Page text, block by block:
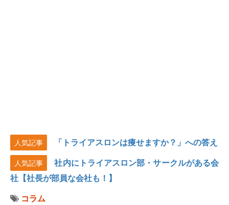
人気記事 「トライアスロンは痩せますか？」への答え
人気記事
社内にトライアスロン部・サークルがある会
社【社長が部員な会社も！】
コラム